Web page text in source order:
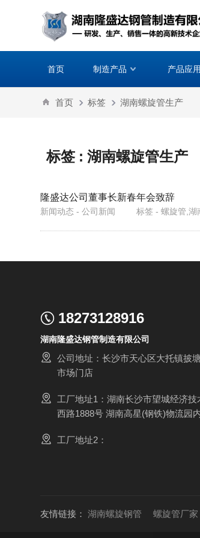
首页 制造产品 产品应用
首页 标签 湖南螺旋管生产
标签 : 湖南螺旋管生产
隆盛达公司董事长新春年会致辞
新闻动态 - 公司新闻 标签 - 螺旋管,湖
18273128916
湖南隆盛达钢管制造有限公司
公司地址：长沙市天心区大托镇披
市场门店
工厂地址1：湖南长沙市望城经济
西路1888号 湖南高星(钢铁)物流园
工厂地址2：
友情链接：湖南螺旋钢管 螺旋管厂家